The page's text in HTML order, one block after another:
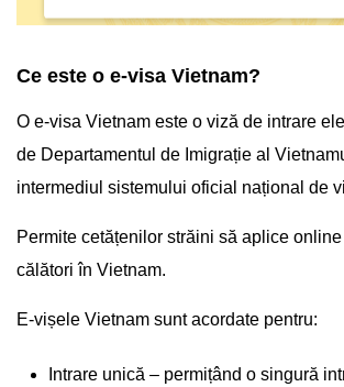
Ce este o e-visa Vietnam?
O e-visa Vietnam este o viză de intrare
de Departamentul de Imigrație al
intermediul sistemului oficial național de
Permite cetățenilor străini să aplice
călători în Vietnam.
E-vișele Vietnam sunt acordate pentru:
Intrare unică – permițând o singură